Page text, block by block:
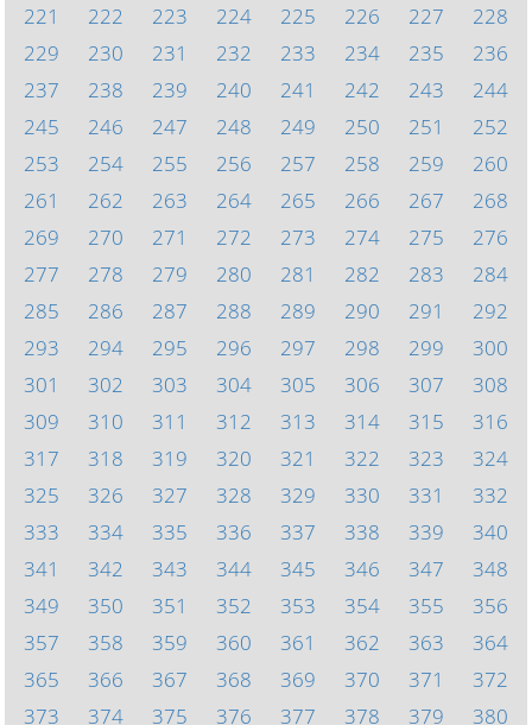
221
222 223 224 225 226 227
228
229
230 231 232 233 234 235
236
237
238 239 240 241 242 243
244
245
246 247 248 249 250 251
252
253
254 255 256 257 258 259
260
261
262 263 264 265 266 267
268
269
270 271 272 273 274 275
276
277
278 279 280 281 282 283
284
285
286 287 288 289 290 291
292
293
294 295 296 297 298 299
300
301
302 303 304 305 306 307
308
309
310 311 312 313 314 315
316
317
318 319 320 321 322 323
324
325
326 327 328 329 330 331
332
333
334 335 336 337 338 339
340
341
342 343 344 345 346 347
348
349
350 351 352 353 354 355
356
357
358 359 360 361 362 363
364
365
366 367 368 369 370 371
372
373
374 375 376 377 378 379 380